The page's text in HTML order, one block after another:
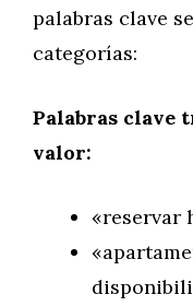
palabras clave
categorías:
Palabras clave
valor:
«reservar